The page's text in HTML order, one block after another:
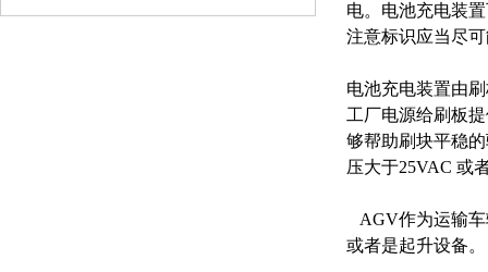
电。电池充电装
注意标识应当尽
电池充电装置由
工厂电源给刷板
够帮助刷块平稳
压大于25VAC 或
AGV作为运输车
或者是起升设备。